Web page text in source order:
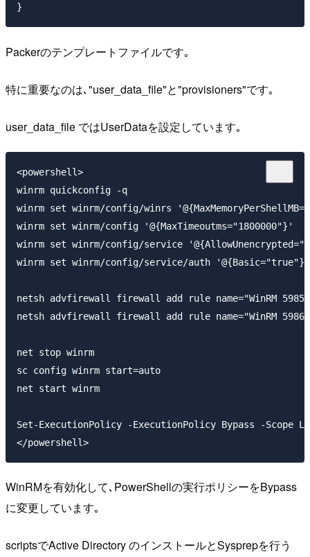
Packerのテンプレートファイルです｡
特に重要なのは､"user_data_file"と"provisioners"です｡
user_data_file ではUserDataを設定しています｡
<powershell>
winrm quickconfig -q
winrm set winrm/config/winrs
winrm set winrm/config '@{MaxTimeoutms="1800000"}'
winrm set winrm/config/service
winrm set winrm/config/service/auth '@{Basic="true"}'
netsh advfirewall firewall add rule name="WinRM
netsh advfirewall firewall add rule name="WinRM
net stop winrm
sc config winrm start=auto
net start winrm
Set-ExecutionPolicy -ExecutionPolicy Bypass -Scope
WinRMを有効化して､PowerShellの実行ポリシーをBypass
に変更しています｡
scriptsでActive Directory のインストールとSysprepを行う